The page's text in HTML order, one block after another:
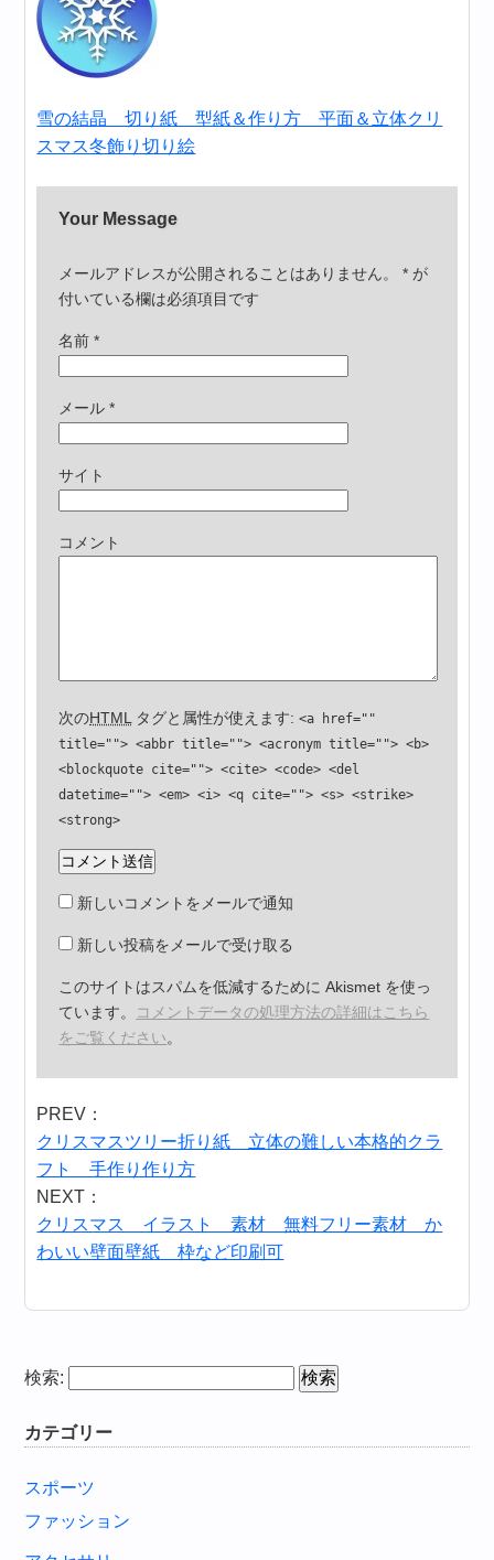
雪の結晶 切り紙 型紙＆作り方 平面＆立体クリ
スマス冬飾り切り絵
Your Message
メールアドレスが公開されることはありません。 * が
付いている欄は必須項目です
名前*
メール*
サイト
コメント
次のHTMLタグと属性が使えます:<a href=""
title=""> <abbr title=""> <acronym title=""> <b>
<blockquote cite=""> <cite> <code> <del
datetime=""> <em> <i> <q cite=""> <s> <strike>
<strong>
新しいコメントをメールで通知
新しい投稿をメールで受け取る
このサイトはスパムを低減するために Akismet を使っ
ています。 コメントデータの処理方法の詳細はこちら
をご覧ください。
PREV：
クリスマスツリー折り紙 立体の難しい本格的クラ
フト 手作り作り方
NEXT：
クリスマス イラスト 素材 無料フリー素材 か
わいい壁面壁紙 枠など印刷可
検索:
カテゴリー
スポーツ
ファッション